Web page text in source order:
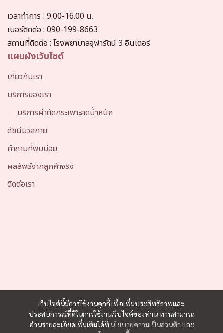
เว็บไซต์นี้มีการใช้งานคุกกี้ เพื่อเพิ่มประสิทธิภาพและ
ประสบการณ์ที่ดีในการใช้งานเว็บไซต์ของท่าน ท่านสามารถ
อ่านรายละเอียดเพิ่มเติมได้ที่ นโยบายความเป็นส่วนตัว และ
เวลาทำการ : 9.00-16.00 น.
เบอร์ติดต่อ : 090-199-8663
สถานที่ติดต่อ : โรงพยาบาลจุฬารัตน์ 3 อินเตอร์
แผนผังเว็บไซต์
เกี่ยวกับเรา
บริการของเรา
ㆍ บริการผ่าตัดกระเพาะลดน้ำหนัก
ดัชนีมวลกาย
คำถามที่พบบ่อย
ผลลัพธ์จากลูกค้าจริง
ติดต่อเรา